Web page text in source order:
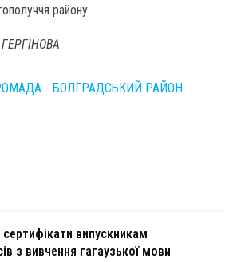
району.
ГЕРГІНОВА
БОЛГРАДСЬКИЙ РАЙОН
сертифікати випускникам
з вивчення гагаузької мови